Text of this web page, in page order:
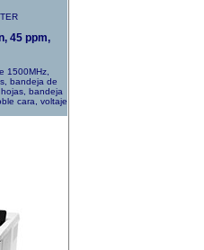
45 ppm,
1500MHz,
bandeja de
bandeja
cara, voltaje